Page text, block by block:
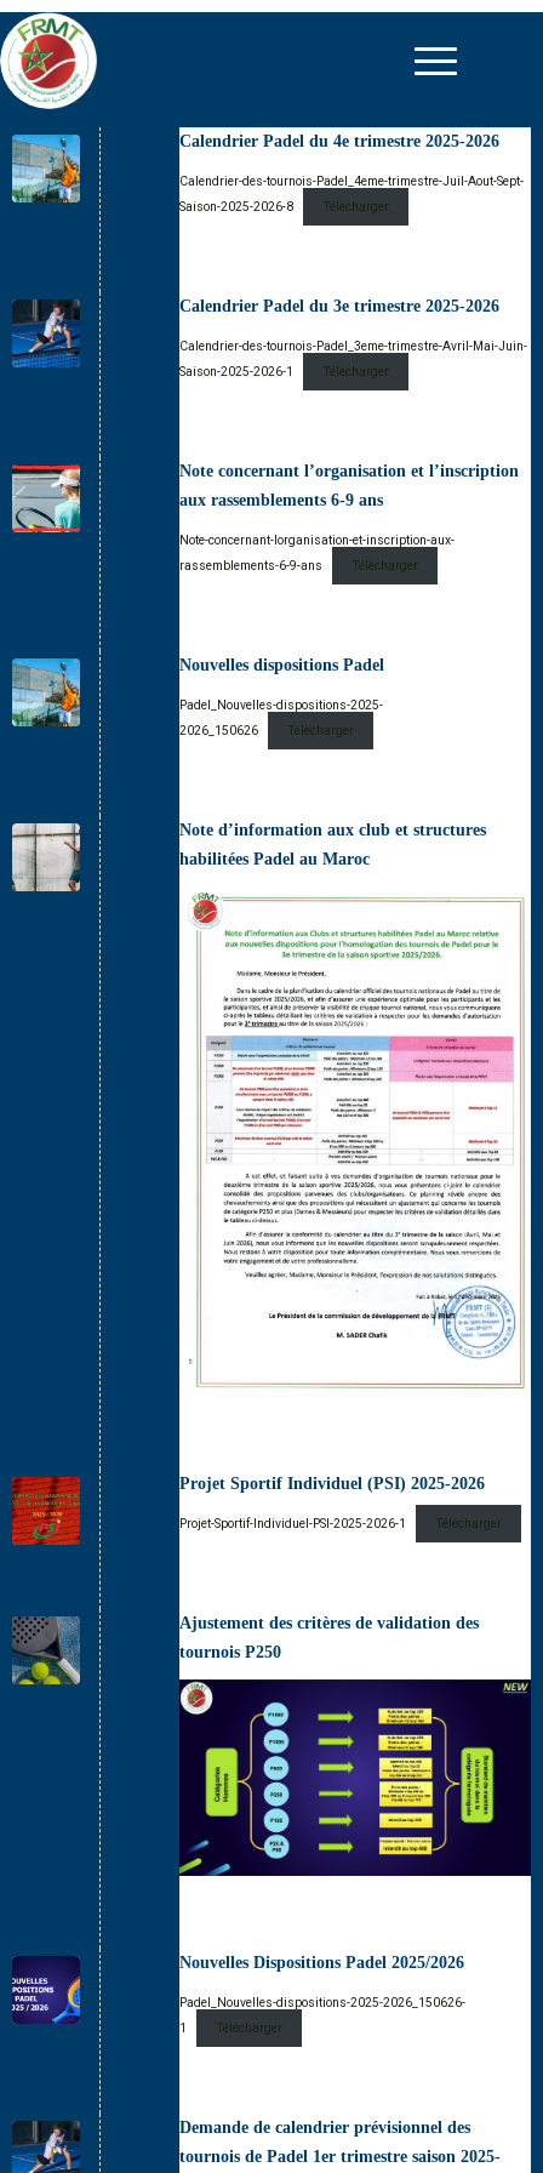
Calendrier Padel du 4e trimestre 2025-2026
Calendrier-des-tournois-Padel_4eme-trimestre-Juil-Aout-Sept-
Saison-2025-2026-8
Télécharger
Calendrier Padel du 3e trimestre 2025-2026
Calendrier-des-tournois-Padel_3eme-trimestre-Avril-Mai-Juin-
Saison-2025-2026-1
Télécharger
Note concernant l’organisation et l’inscription
aux rassemblements 6-9 ans
Note-concernant-lorganisation-et-inscription-aux-
rassemblements-6-9-ans
Télécharger
Nouvelles dispositions Padel
Padel_Nouvelles-dispositions-2025-
2026_150626
Télécharger
Note d’information aux club et structures
habilitées Padel au Maroc
Projet Sportif Individuel (PSI) 2025-2026
Projet-Sportif-Individuel-PSI-2025-2026-1 Télécharger
Ajustement des critères de validation des
tournois P250
Nouvelles Dispositions Padel 2025/2026
Padel_Nouvelles-dispositions-2025-2026_150626-
1
Télécharger
Demande de calendrier prévisionnel des
tournois de Padel 1er trimestre saison 2025-